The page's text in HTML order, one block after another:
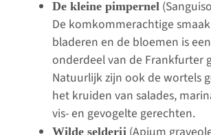
De kleine pimpernel
De komkommerachtige
bladeren en de bloemen is
onderdeel van de Frankfurter
Natuurlijk zijn ook de wortels
het kruiden van salades,
vis- en gevogelte gerechten.
Wilde selderij